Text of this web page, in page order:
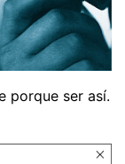
porque ser así.